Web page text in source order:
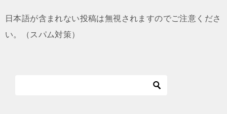
日本語が含まれない投稿は無視されますのでご注意くださ
い。（スパム対策）